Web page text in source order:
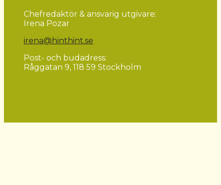
Chefredaktör & ansvarig utgivare:
Irena Pozar
irena@hinthint.se
Post- och budadress:
Råggatan 9, 118 59 Stockholm